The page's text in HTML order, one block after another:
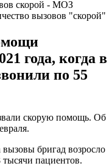
вызовов "скорой"
года, когда в
по 55
скорую помощь. Об
бригад возросло
тысячи пациентов.